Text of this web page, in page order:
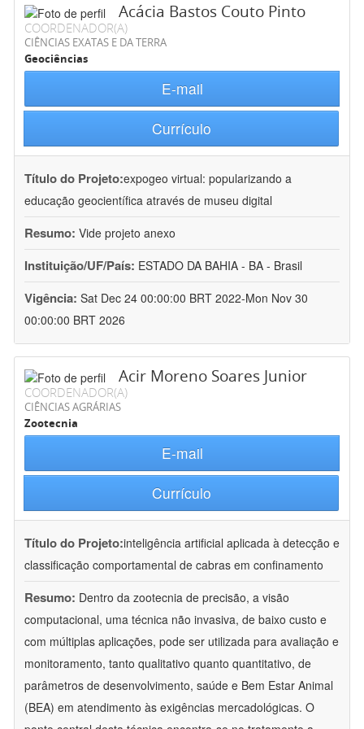
Acácia Bastos Couto Pinto
COORDENADOR(A)
CIÊNCIAS EXATAS E DA TERRA
Geociências
E-mail
Currículo
Título do Projeto:expogeo virtual: popularizando a
educação geocientífica através de museu digital
Resumo: Vide projeto anexo
Instituição/UF/País: ESTADO DA BAHIA - BA - Brasil
Vigência: Sat Dec 24 00:00:00 BRT 2022-Mon Nov 30
00:00:00 BRT 2026
Acir Moreno Soares Junior
COORDENADOR(A)
CIÊNCIAS AGRÁRIAS
Zootecnia
E-mail
Currículo
Título do Projeto:inteligência artificial aplicada à detecção e
classificação comportamental de cabras em confinamento
Resumo: Dentro da zootecnia de precisão, a visão
computacional, uma técnica não invasiva, de baixo custo e
com múltiplas aplicações, pode ser utilizada para avaliação e
monitoramento, tanto qualitativo quanto quantitativo, de
parâmetros de desenvolvimento, saúde e Bem Estar Animal
(BEA) em atendimento às exigências mercadológicas. O